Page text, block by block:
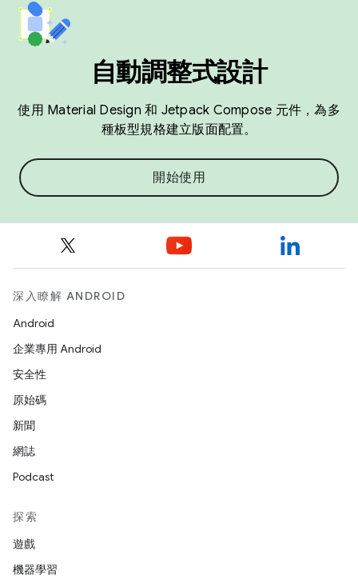
自動調整式設計
使用 Material Design 和 Jetpack Compose 元件，為多
種板型規格建立版面配置。
開始使用
深入瞭解 ANDROID
Android
企業專用 Android
安全性
原始碼
新聞
網誌
Podcast
探索
遊戲
機器學習